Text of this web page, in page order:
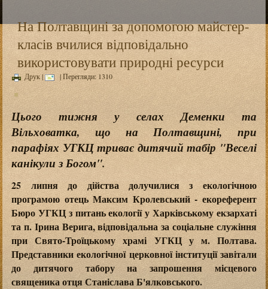
На Полтавщині за допомогою майстер-
класів вчилися відповідально
використовувати природні ресурси
Друк| | Перегляди: 1310
Цього тижня у селах Деменки та
Вільховатка, що на Полтавщині, при
парафіях УГКЦ триває дитячий табір "Веселі
канікули з Богом".
25 липня до дійства долучилися з екологічною
програмою отець Максим Кролевський - екореферент
Бюро УГКЦ з питань екології у Харківському екзархаті
та п. Ірина Верига, відповідальна за соціальне служіння
при Свято-Троїцькому храмі УГКЦ у м. Полтава.
Представники екологічної церковної інституції завітали
до дитячого табору на запрошення місцевого
священика отця Станіслава Б'ялковського.